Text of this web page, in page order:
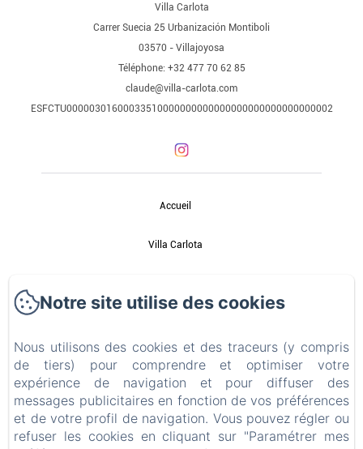
Villa Carlota
Carrer Suecia 25 Urbanización Montiboli
03570 - Villajoyosa
Téléphone: +32 477 70 62 85
claude@villa-carlota.com
ESFCTU00000301600033510000000000000000000000000000002
Accueil
Villa Carlota
Contact
Politique de confidentialité
Informations légales
Notre site utilise des cookies
Nous utilisons des cookies et des traceurs (y compris
de tiers) pour comprendre et optimiser votre
expérience de navigation et pour diffuser des
messages publicitaires en fonction de vos préférences
et de votre profil de navigation. Vous pouvez régler ou
refuser les cookies en cliquant sur "Paramétrer mes